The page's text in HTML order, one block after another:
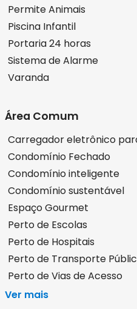
Permite Animais
Piscina Infantil
Portaria 24 horas
Sistema de Alarme
Varanda
Área Comum
Carregador eletrônico
Condomínio Fechado
Condomínio inteligente
Condomínio sustentável
Espaço Gourmet
Perto de Escolas
Perto de Hospitais
Perto de Transporte
Perto de Vias de Acesso
Ver mais